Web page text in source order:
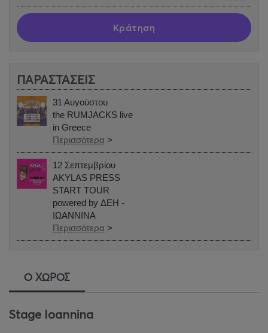
Κράτηση
ΠΑΡΑΣΤΑΣΕΙΣ
31 Αυγούστου
the RUMJACKS live
in Greece
Περισσότερα >
12 Σεπτεμβρίου
AKYLAS PRESS
START TOUR
powered by ΔΕΗ -
ΙΩΑΝΝΙΝΑ
Περισσότερα >
Ο ΧΩΡΟΣ
Stage Ioannina